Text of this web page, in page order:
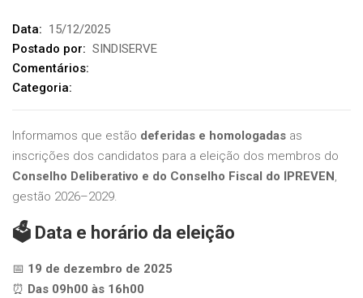
Data: 15/12/2025
Postado por: SINDISERVE
Comentários:
Categoria:
Informamos que estão deferidas e homologadas as
inscrições dos candidatos para a eleição dos membros do
Conselho Deliberativo e do Conselho Fiscal do IPREVEN,
gestão 2026–2029.
🗳 Data e horário da eleição
📅 19 de dezembro de 2025
⏰ Das 09h00 às 16h00